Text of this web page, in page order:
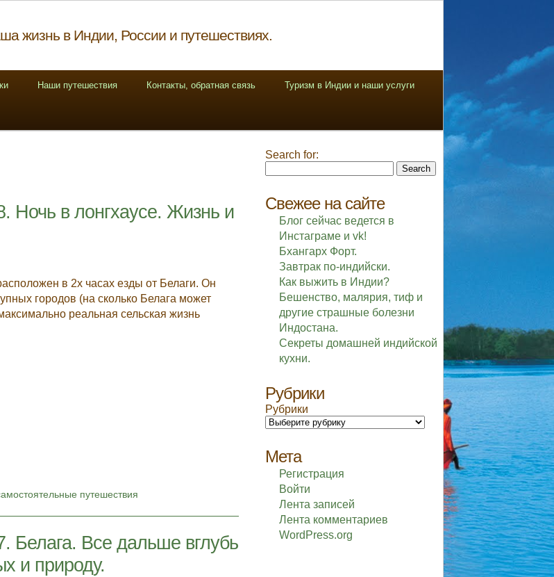
жизнь в Индии, России и путешествиях.
Наши путешествия Контакты, обратная связь Туризм в Индии и наши услуги
Ночь в лонгхаусе. Жизнь и
в 2х часах езды от Белаги. Он
городов (на сколько Белага может
реальная сельская жизнь
путешествия
Белага. Все дальше вглубь
и природу.
Search for:
Свежее на сайте
Блог сейчас ведется в
Инстаграме и vk!
Бхангарх Форт.
Завтрак по-индийски.
Как выжить в Индии?
Бешенство, малярия, тиф и
другие страшные болезни
Индостана.
Секреты домашней индийской
кухни.
Рубрики
Рубрики
Мета
Регистрация
Войти
Лента записей
Лента комментариев
WordPress.org